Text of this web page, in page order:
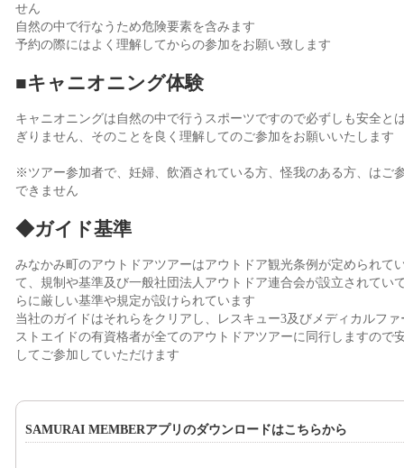
せん
自然の中で行なうため危険要素を含みます
予約の際にはよく理解してからの参加をお願い致します
■キャニオニング体験
キャニオニングは自然の中で行うスポーツですので必ずしも安全と
ぎりません、そのことを良く理解してのご参加をお願いいたします
※ツアー参加者で、妊婦、飲酒されている方、怪我のある方、はご
できません
◆ガイド基準
みなかみ町のアウトドアツアーはアウトドア観光条例が定められて
て、規制や基準及び一般社団法人アウトドア連合会が設立されてい
らに厳しい基準や規定が設けられています
当社のガイドはそれらをクリアし、レスキュー3及びメディカルファ
ストエイドの有資格者が全てのアウトドアツアーに同行しますので
してご参加していただけます
SAMURAI MEMBERアプリのダウンロードはこちらから